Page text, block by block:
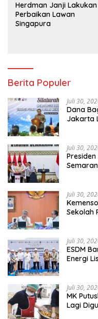
Herdman Janji Lakukan
Perbaikan Lawan
Singapura
Berita Populer
Juli 30,
Dana
Jakarta
Juli 30,
Juli 30,
Sekolah
Juli 30,
ESDM
Energi
Juli 30,
MK
Lagi